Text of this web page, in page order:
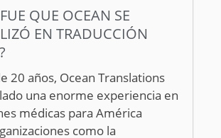
QUE OCEAN SE
EN TRADUCCIÓN
20 años, Ocean Translations
una enorme experiencia en
médicas para América
como la